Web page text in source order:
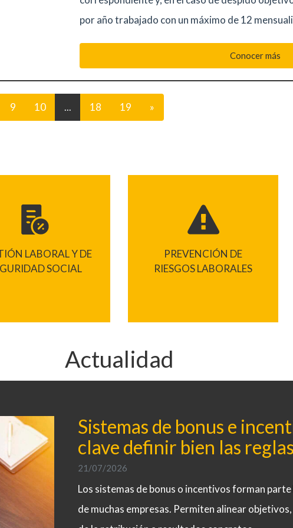
por año trabajado con un máximo de 12
Conocer más
9 10 ... 18 19 »
LABORAL Y DE
SOCIAL
PREVENCIÓN DE
RIESGOS LABORALES
Actualidad
Sistemas de bonus e
clave definir bien las reglas
21/07/2026
Los sistemas de bonus o incentivos forman
de muchas empresas. Permiten alinear